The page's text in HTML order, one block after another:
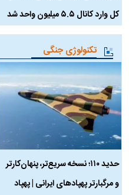
کل وارد کانال ۵.۵ میلیون واحد شد
تکنولوژی جنگی
حدید ۱۱۰؛ نسخه سریع‌تر، پنهان‌کارتر
و مرگبارتر پهپادهای ایرانی | پهپاد